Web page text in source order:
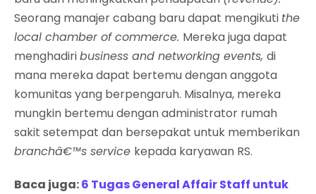
Seorang manajer cabang baru dapat mengikuti the
local chamber of commerce. Mereka juga dapat
menghadiribusiness and networking events, di
mana mereka dapat bertemu dengan anggota
komunitas yang berpengaruh. Misalnya, mereka
mungkin bertemu dengan administrator rumah
sakit setempat dan bersepakat untuk memberikan
branchâ€™s service kepada karyawan RS.
Baca juga:6 Tugas General Affair Staff untuk